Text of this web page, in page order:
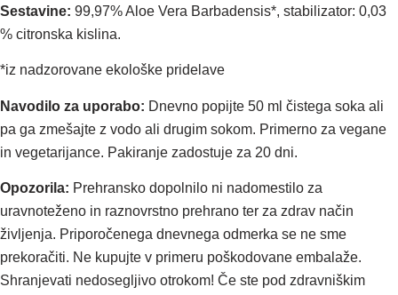
Sestavine: 99,97% Aloe Vera Barbadensis*, stabilizator: 0,03
% citronska kislina.
*iz nadzorovane ekološke pridelave
Navodilo za uporabo: Dnevno popijte 50 ml čistega soka ali
pa ga zmešajte z vodo ali drugim sokom. Primerno za vegane
in vegetarijance. Pakiranje zadostuje za 20 dni.
Opozorila: Prehransko dopolnilo ni nadomestilo za
uravnoteženo in raznovrstno prehrano ter za zdrav način
življenja. Priporočenega dnevnega odmerka se ne sme
prekoračiti. Ne kupujte v primeru poškodovane embalaže.
Shranjevati nedosegljivo otrokom! Če ste pod zdravniškim